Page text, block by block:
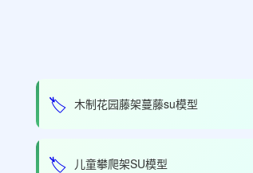
🏷️ 木制花园藤架蔓藤su模型
🏷️ 儿童攀爬架SU模型